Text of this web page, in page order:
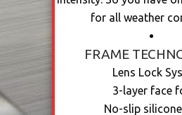
for all weather
FRAME
Lens Lock
3-layer face
No-slip